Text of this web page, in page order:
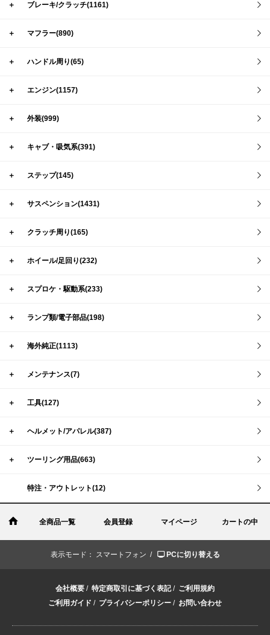
＋ ブレーキ/クラッチ(1161)
＋ マフラー(890)
＋ ハンドル周り(65)
＋ エンジン(1157)
＋ 外装(999)
＋ キャブ・吸気系(391)
＋ ステップ(145)
＋ サスペンション(1431)
＋ クラッチ周り(165)
＋ ホイール/足回り(232)
＋ スプロケ・駆動系(233)
＋ ランプ類/電子部品(198)
＋ 海外純正(1113)
＋ メンテナンス(7)
＋ 工具(127)
＋ ヘルメット/アパレル(387)
＋ ツーリング用品(663)
特注・アウトレット(12)
全商品一覧 会員登録 マイページ カートの中
表示モード： スマートフォン / PCに切り替える
会社概要 / 特定商取引に基づく表記/ ご利用規約
ご利用ガイド / プライバシーポリシー / お問い合わせ